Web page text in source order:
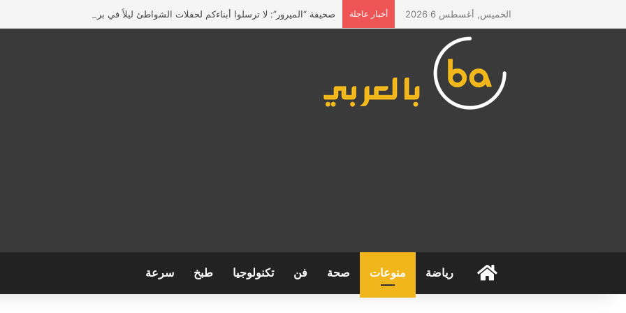
الخميس, أغسطس 6 2026 أخبار عاجلة صحيفة “الميرور”: لا ترسلوا أبناءكم لحفلات الشواطئ ليلاً في بريطانيا
الرئيسيةرياضة منوعات صحة فن تكنولوجيا طبخ سرعة